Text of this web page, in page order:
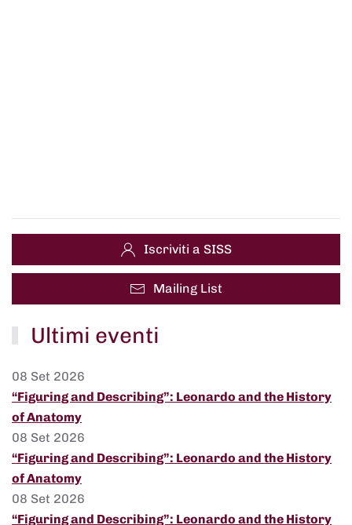
Iscriviti a SISS
Mailing List
Ultimi eventi
08 Set 2026
“Figuring and Describing”: Leonardo and the History
of Anatomy
08 Set 2026
“Figuring and Describing”: Leonardo and the History
of Anatomy
08 Set 2026
“Figuring and Describing”: Leonardo and the History